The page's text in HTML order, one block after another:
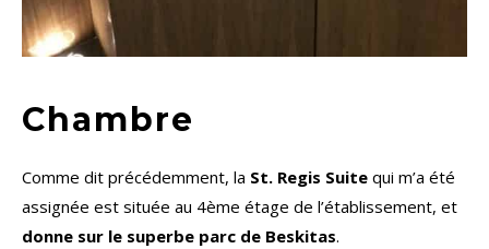
Chambre
Comme dit précédemment, la St. Regis Suite qui m’a été
assignée est située au 4ème étage de l’établissement, et
donne sur le superbe parc de Beskitas.